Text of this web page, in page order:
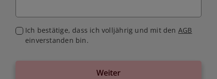
Ich bestätige, dass ich volljährig und mit den AGB
einverstanden bin.
Weiter